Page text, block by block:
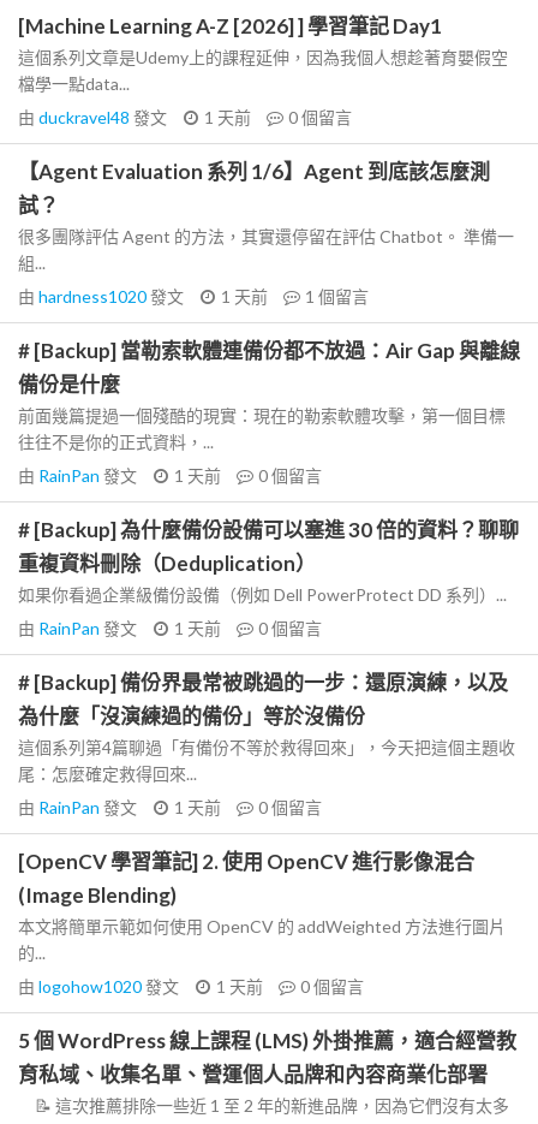
[Machine Learning A-Z [2026] ] 學習筆記 Day1
這個系列文章是Udemy上的課程延伸，因為我個人想趁著育嬰假空
檔學一點data...
由 duckravel48 發文 1 天前 0個留言
【Agent Evaluation 系列 1/6】Agent 到底該怎麼測
試？
很多團隊評估 Agent 的方法，其實還停留在評估 Chatbot。 準備一
組...
由 hardness1020發文 1 天前 1 個留言
# [Backup] 當勒索軟體連備份都不放過：Air Gap 與離線
備份是什麼
前面幾篇提過一個殘酷的現實：現在的勒索軟體攻擊，第一個目標
往往不是你的正式資料，...
由 RainPan 發文 1 天前 0個留言
# [Backup] 為什麼備份設備可以塞進 30 倍的資料？聊聊
重複資料刪除（Deduplication）
如果你看過企業級備份設備（例如 Dell PowerProtect DD 系列）...
由 RainPan 發文 1 天前 0個留言
# [Backup] 備份界最常被跳過的一步：還原演練，以及
為什麼「沒演練過的備份」等於沒備份
這個系列第4篇聊過「有備份不等於救得回來」，今天把這個主題收
尾：怎麼確定救得回來...
由 RainPan 發文 1 天前 0個留言
[OpenCV 學習筆記] 2. 使用 OpenCV 進行影像混合
(Image Blending)
本文將簡單示範如何使用 OpenCV 的 addWeighted 方法進行圖片
的...
由 logohow1020發文 1 天前 0個留言
5 個 WordPress 線上課程 (LMS) 外掛推薦，適合經營教
育私域、收集名單、營運個人品牌和內容商業化部署
📝 這次推薦排除一些近 1 至 2 年的新進品牌，因為它們沒有太多